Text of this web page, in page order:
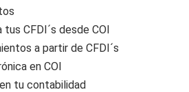
CFDI´s desde COI
a partir de CFDI´s
en COI
tu contabilidad